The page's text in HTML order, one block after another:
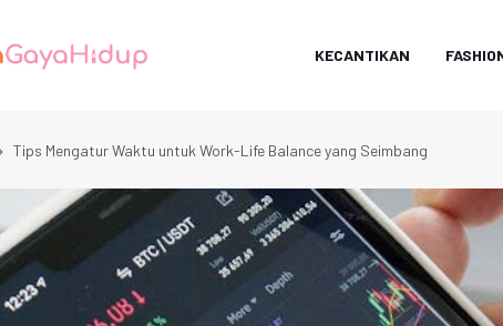
KECANTIKAN
Tips Mengatur Waktu untuk Work-Life Balance yang Seimbang